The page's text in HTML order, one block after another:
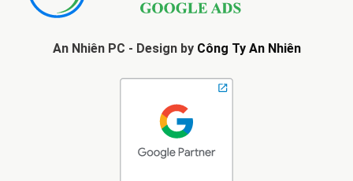
An Nhiên PC - Design by Công Ty An Nhiên